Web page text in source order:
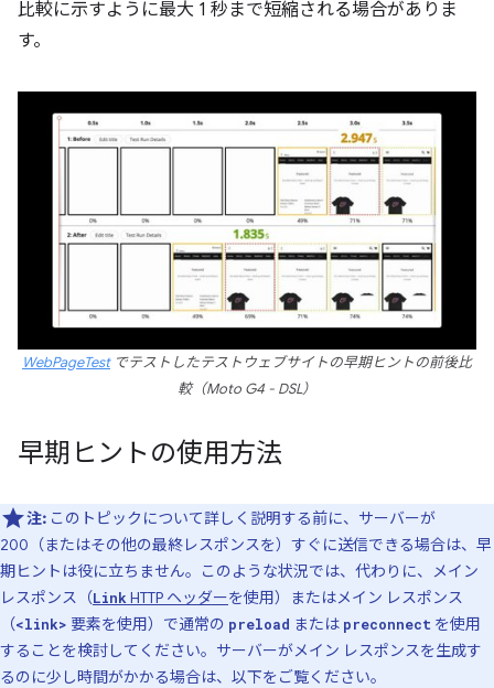
比較に示すように最大 1 秒まで短縮される場合がありま
す。
WebPageTestでテストしたテストウェブサイトの早期ヒントの前後比
較（Moto G4 - DSL）
早期ヒントの使用方法
注: このトピックについて詳しく説明する前に、サーバーが
200（またはその他の最終レスポンスを）すぐに送信できる場合は、早
期ヒントは役に立ちません。このような状況では、代わりに、メイン
レスポンス（Link HTTP ヘッダーを使用）またはメイン レスポンス
（<link> 要素を使用）で通常の preload または preconnect を使用
することを検討してください。サーバーがメイン レスポンスを生成す
るのに少し時間がかかる場合は、以下をご覧ください。